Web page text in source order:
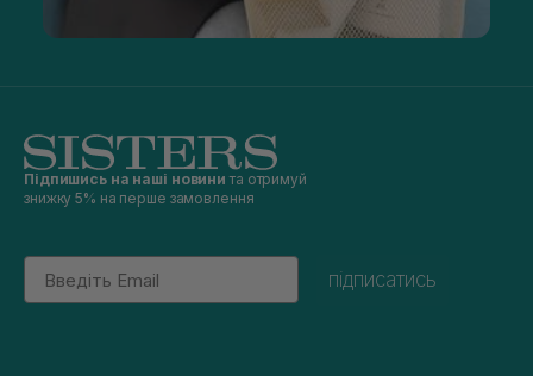
Підпишись на наші новини та отримуй
знижку 5% на перше замовлення
Email
підписатись